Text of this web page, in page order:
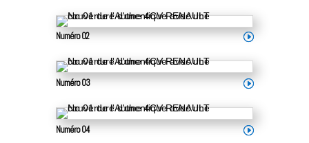
Numéro 02
Numéro 03
Numéro 04